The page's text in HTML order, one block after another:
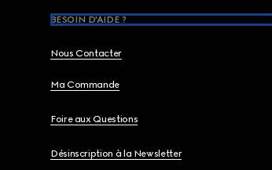
BESOIN D'AIDE ?
Nous Contacter
Ma Commande
Foire aux Questions
Désinscription à la Newsletter